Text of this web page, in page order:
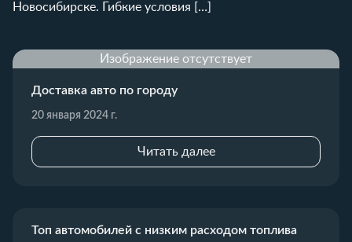
Новосибирске. Гибкие условия […]
Изображение отсутствует
Доставка авто по городу
20 января 2024 г.
Читать далее
Топ автомобилей с низким расходом топлива